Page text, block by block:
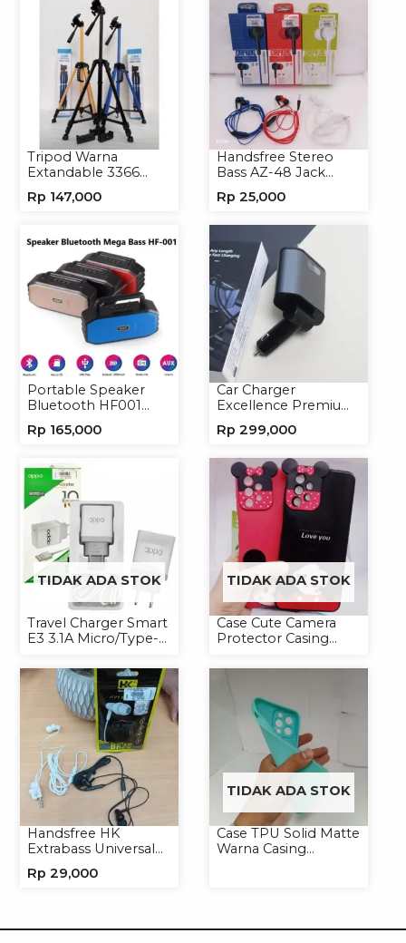
Tripod Warna
Extandable 3366
Kamera
Rp 147,000
Handsfree Stereo
Bass AZ-48 Jack
Headset Headphone
Rp 25,000
Portable Speaker
Bluetooth HF001
Wireless
Rp 165,000
Car Charger
Excellence Premium
Handphone
Rp 299,000
TIDAK ADA STOK
Travel Charger Smart
E3 3.1A Micro/Type-C
TIDAK ADA STOK
Case Cute Camera
Protector Casing
Handsfree HK
Extrabass Universal
Earphone Headset
Rp 29,000
TIDAK ADA STOK
Case TPU Solid Matte
Warna Casing